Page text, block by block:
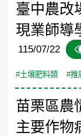
臺中農改
現業師導
115/07/22
#土壤肥料類 #推
苗栗區農
主要作物